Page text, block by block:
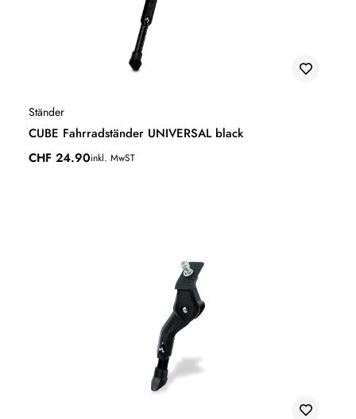
Ständer
CUBE Fahrradständer UNIVERSAL black
CHF 24.90inkl. MwST